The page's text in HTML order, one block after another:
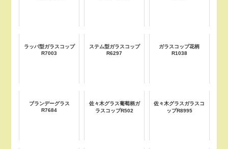
ラッパ型ガラスコップ
R7003
ステム型ガラスコップ
R6297
ガラスコップ花柄
R1038
ブランデーグラス
R7684
佐々木グラス葡萄柄ガ
ラスコップR502
佐々木グラスガラスコ
ップR8995